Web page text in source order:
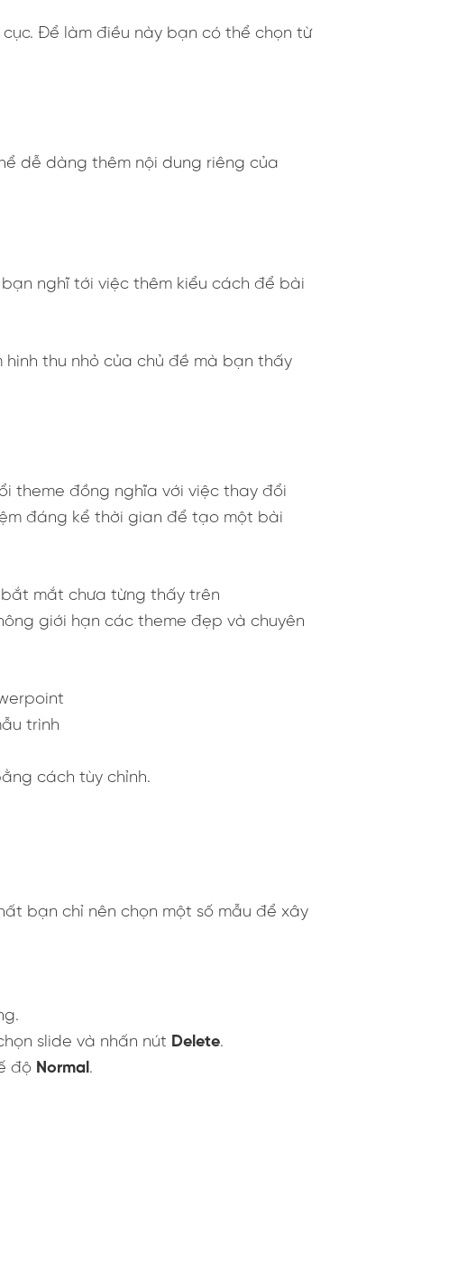
cục. Để làm điều này bạn có thể chọn từ
dễ dàng thêm nội dung riêng của
nghĩ tới việc thêm kiểu cách để bài
thu nhỏ của chủ đề mà bạn thấy
theme đồng nghĩa với việc thay đổi
đáng kể thời gian để tạo một bài
mắt chưa từng thấy trên
giới hạn các theme đẹp và chuyên
trình
cách tùy chỉnh.
bạn chỉ nên chọn một số mẫu để xây
slide và nhấn nút Delete.
độ Normal.